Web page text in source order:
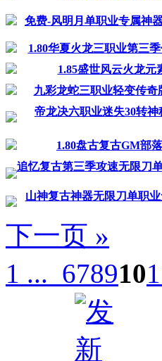
免费-风明月单职业专属神
1.80华夏火龙三职业第三
1.85盛世风云火龙元
九彩龙蛇三职业轻变传
帝龙决六职业迷失30转
1.80盘古复古GM部
追忆复古第三季攻速无限刀
山神复古神器无限刀单职
下一页 »
1 ... 678910